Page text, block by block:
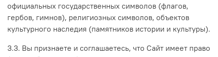
официальных государственных символов (флагов,
гербов, гимнов), религиозных символов, объектов
культурного наследия (памятников истории и культуры).
3.3. Вы признаете и соглашаетесь, что Сайт имеет право